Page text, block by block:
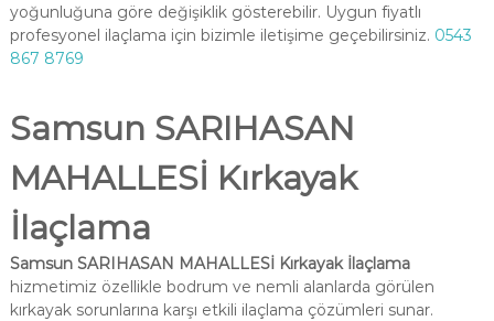
yoğunluğuna göre değişiklik gösterebilir. Uygun fiyatlı
profesyonel ilaçlama için bizimle iletişime geçebilirsiniz. 0543
867 8769
Samsun SARIHASAN
MAHALLESİ Kırkayak
İlaçlama
Samsun SARIHASAN MAHALLESİ Kırkayak İlaçlama
hizmetimiz özellikle bodrum ve nemli alanlarda görülen
kırkayak sorunlarına karşı etkili ilaçlama çözümleri sunar.